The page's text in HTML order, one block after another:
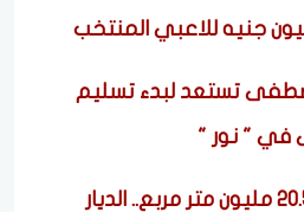
جنيه للاعبي المنتخب
تستعد لبدء تسليم
في " نور "
يمتد على مساحة 20.5 مليون متر مربع.. الديار